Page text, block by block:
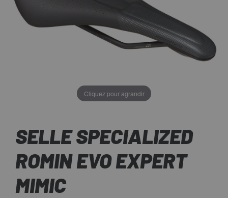
Cliquez pour agrandir
SELLE SPECIALIZED
ROMIN EVO EXPERT
MIMIC